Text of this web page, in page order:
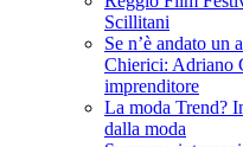
Scillitani
Se n’è andato un
Chierici: Adriano
imprenditore
La moda Trend?
dalla moda